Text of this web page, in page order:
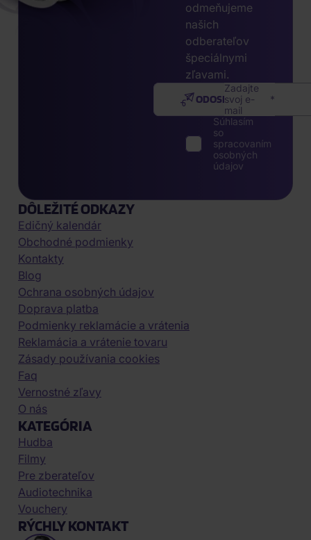
odmeňujeme
našich
odberateľov
špeciálnymi
zľavami.
Zadajte
svoj e-
mail
ODOSLAŤ
Súhlasím
so
spracovaním
osobných
údajov
DÔLEŽITÉ ODKAZY
Edičný kalendár
Obchodné podmienky
Kontakty
Blog
Ochrana osobných údajov
Doprava platba
Podmienky reklamácie a vrátenia
Reklamácia a vrátenie tovaru
Zásady používania cookies
Faq
Vernostné zľavy
O nás
KATEGÓRIA
Hudba
Filmy
Pre zberateľov
Audiotechnika
Vouchery
RÝCHLY KONTAKT